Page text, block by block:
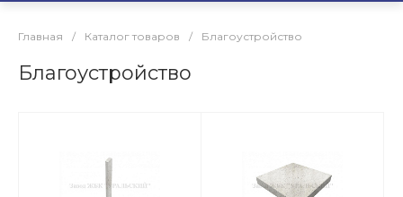
Главная / Каталог товаров / Благоустройство
Благоустройство